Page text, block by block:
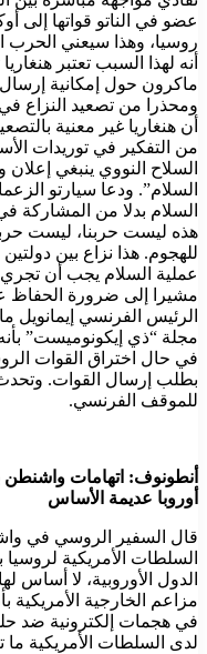
عضو في الناتو قواتها إلى
روسيا، وهذا سيعني الحرب
أنه لهذا السبب تعتبر
ماكرون حول إمكانية إرسال
ومحذرا من تصعيد النزاع في
أن هنغاريا غير معنية
من التفكير في توريدات
السلاح النووي ينبغي
السلام”. ودعا سيارتو
السلام بدلا من المشاركة
هذه ليست حربنا، ليست
للهجوم. هذا نزاع بين
عملية السلام يجب أن تجري
مشيرا إلى ضرورة الحفاظ
الرئيس الفرنسي
مجلة “ذي إيكونوميست”
في حال اختراق القوات
بطلب إرسال القوات.
للموقف الفرنسي.
أنطونوف: اتهامات
أوروبا عديمة الأساس
قال السفير الروسي في
السلطات الأمريكية
الدول الأوروبية، لا
مزاعم الخارجية الأمريكية
في هجمات إلكترونية ضد
لدى السلطات الأمريكية ما